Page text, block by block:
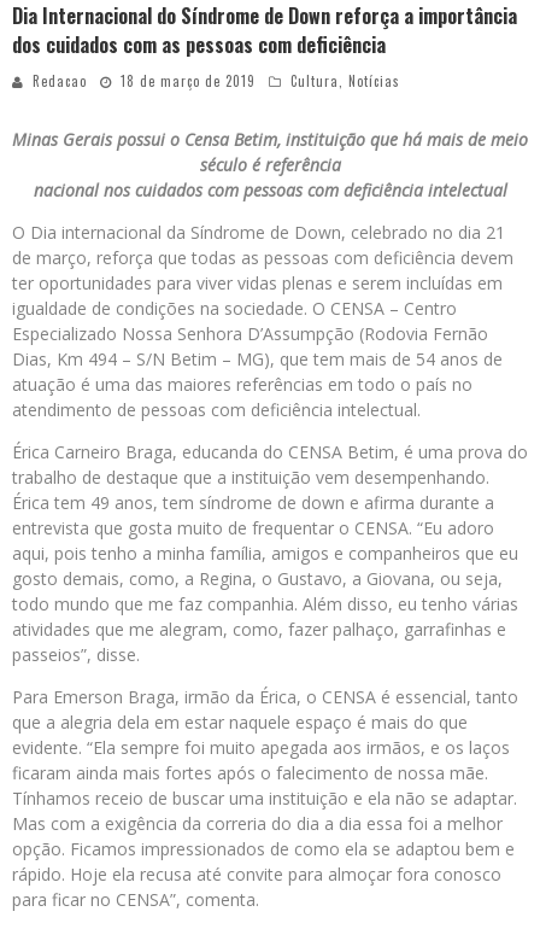
Dia Internacional do Síndrome de Down reforça a importância
dos cuidados com as pessoas com deficiência
Redacao 18 de março de 2019 Cultura, Notícias
Minas Gerais possui o Censa Betim, instituição que há mais de meio
século é referência
nacional nos cuidados com pessoas com deficiência intelectual
O Dia internacional da Síndrome de Down, celebrado no dia 21
de março, reforça que todas as pessoas com deficiência devem
ter oportunidades para viver vidas plenas e serem incluídas em
igualdade de condições na sociedade. O CENSA – Centro
Especializado Nossa Senhora D’Assumpção (Rodovia Fernão
Dias, Km 494 – S/N Betim – MG), que tem mais de 54 anos de
atuação é uma das maiores referências em todo o país no
atendimento de pessoas com deficiência intelectual.
Érica Carneiro Braga, educanda do CENSA Betim, é uma prova do
trabalho de destaque que a instituição vem desempenhando.
Érica tem 49 anos, tem síndrome de down e afirma durante a
entrevista que gosta muito de frequentar o CENSA. “Eu adoro
aqui, pois tenho a minha família, amigos e companheiros que eu
gosto demais, como, a Regina, o Gustavo, a Giovana, ou seja,
todo mundo que me faz companhia. Além disso, eu tenho várias
atividades que me alegram, como, fazer palhaço, garrafinhas e
passeios”, disse.
Para Emerson Braga, irmão da Érica, o CENSA é essencial, tanto
que a alegria dela em estar naquele espaço é mais do que
evidente. “Ela sempre foi muito apegada aos irmãos, e os laços
ficaram ainda mais fortes após o falecimento de nossa mãe.
Tínhamos receio de buscar uma instituição e ela não se adaptar.
Mas com a exigência da correria do dia a dia essa foi a melhor
opção. Ficamos impressionados de como ela se adaptou bem e
rápido. Hoje ela recusa até convite para almoçar fora conosco
para ficar no CENSA”, comenta.